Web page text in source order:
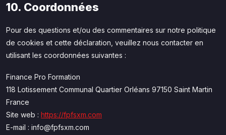
10. Coordonnées
Pour des questions et/ou des commentaires sur notre politique
de cookies et cette déclaration, veuillez nous contacter en
utilisant les coordonnées suivantes :
Finance Pro Formation
118 Lotissement Communal Quartier Orléans 97150 Saint Martin
France
Site web : https://fpfsxm.com
E-mail : info@fpfsxm.com